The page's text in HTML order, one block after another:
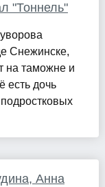
"Тоннель"
Снежинске,
на таможне и
есть дочь
Анна